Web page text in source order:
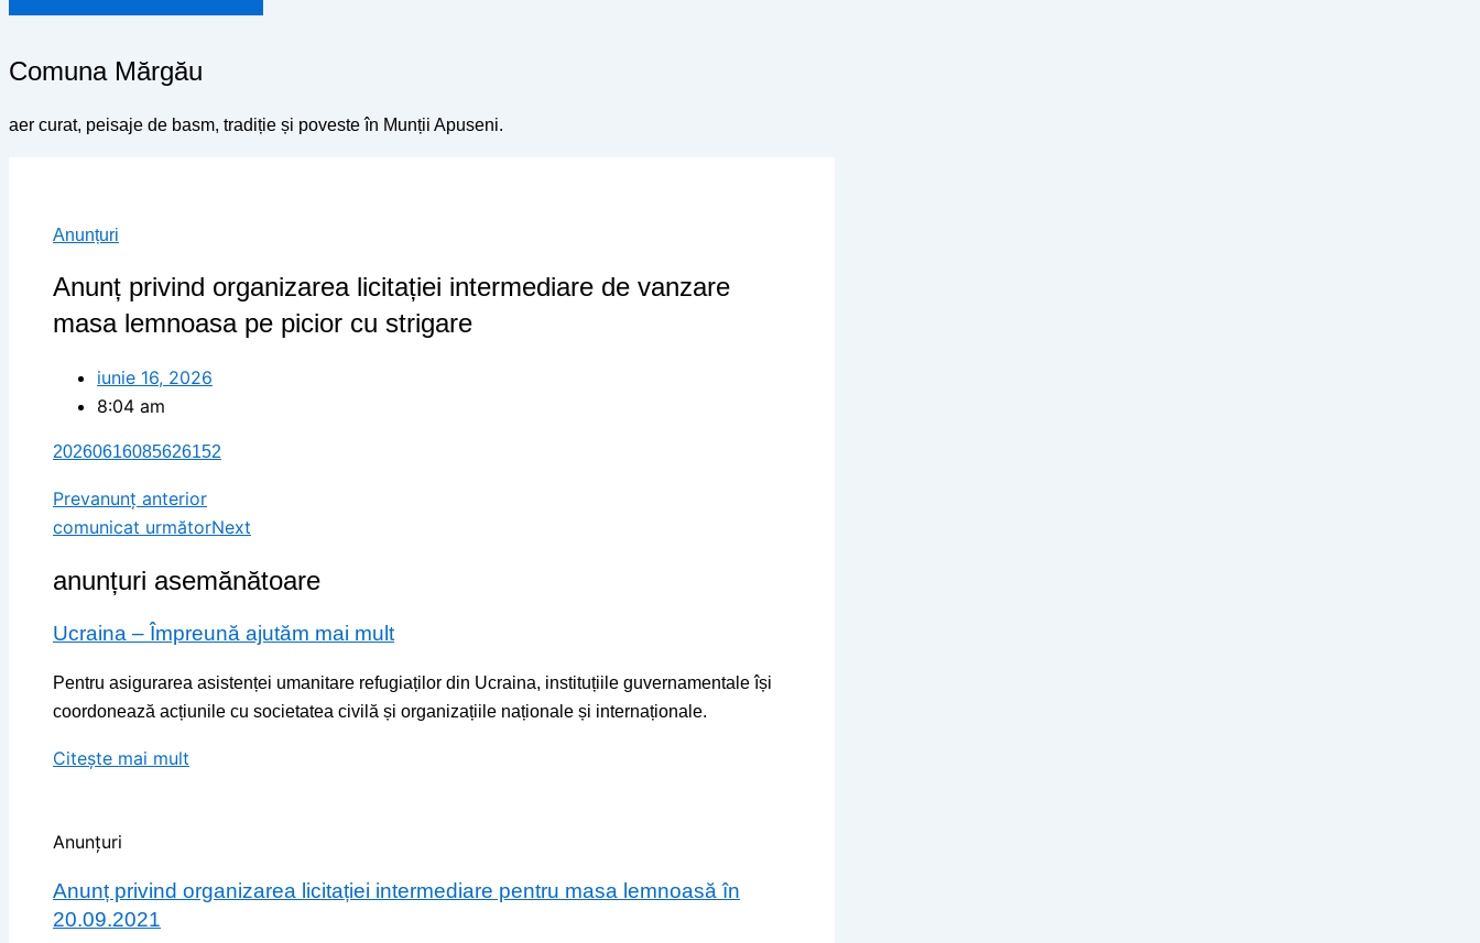
Comuna Mărgău
aer curat, peisaje de basm, tradiție și poveste în Munții Apuseni.
Anunțuri
Anunț privind organizarea licitației intermediare de vanzare
masa lemnoasa pe picior cu strigare
iunie 16, 2026
8:04 am
20260616085626152
Prevanunț anterior
comunicat următorNext
anunțuri asemănătoare
Ucraina – Împreună ajutăm mai mult
Pentru asigurarea asistenței umanitare refugiaților din Ucraina, instituțiile guvernamentale își
coordonează acțiunile cu societatea civilă și organizațiile naționale și internaționale.
Citește mai mult
Anunțuri
Anunț privind organizarea licitației intermediare pentru masa lemnoasă în
20.09.2021